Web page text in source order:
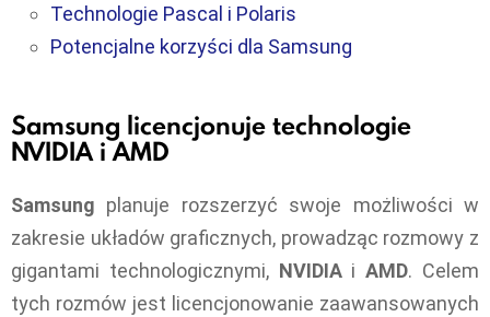
Technologie Pascal i Polaris
Potencjalne korzyści dla Samsung
Samsung licencjonuje technologie
NVIDIA i AMD
Samsung planuje rozszerzyć swoje możliwości w
zakresie układów graficznych, prowadząc rozmowy z
gigantami technologicznymi, NVIDIAiAMD. Celem
tych rozmów jest licencjonowanie zaawansowanych